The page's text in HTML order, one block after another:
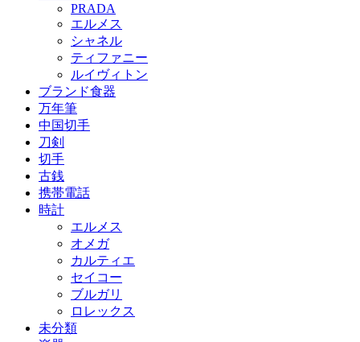
PRADA
エルメス
シャネル
ティファニー
ルイヴィトン
ブランド食器
万年筆
中国切手
刀剣
切手
古銭
携帯電話
時計
エルメス
オメガ
カルティエ
セイコー
ブルガリ
ロレックス
未分類